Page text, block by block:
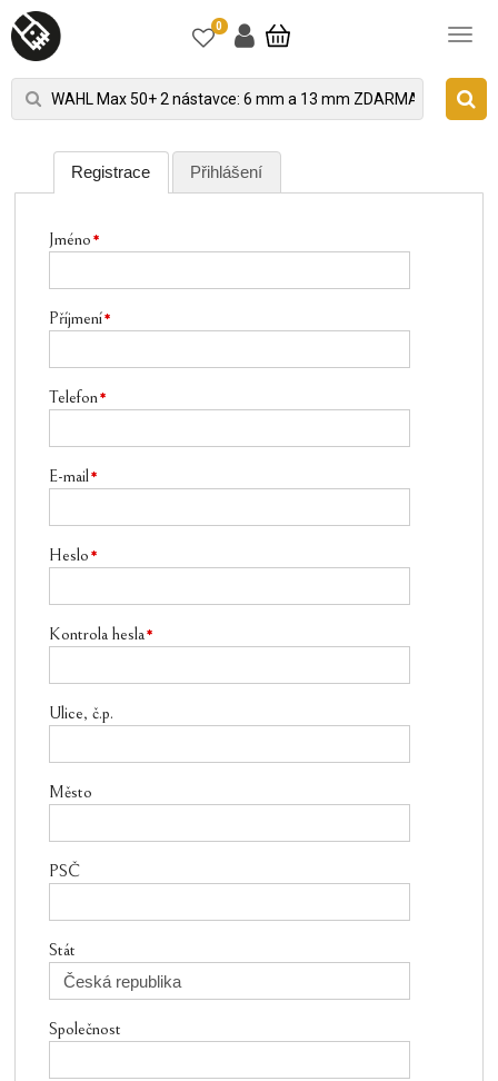
0
Registrace Přihlášení
Jméno
Příjmení
Telefon
E-mail
Heslo
Kontrola hesla
Ulice, č.p.
Město
PSČ
Stát
Společnost